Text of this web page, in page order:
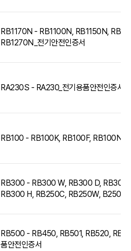
RB1170N - RB1100N, RB1150N,
RB1270N_전기안전인증서
RA230S - RA230_전기용품안전인증서
RB100 - RB100K, RB100F, RB100N,
RB300 - RB300 W, RB300 D, RB300
RB300 H, RB250C, RB250W, B250K_
RB500 - RB450, RB501, RB520,
품안전인증서